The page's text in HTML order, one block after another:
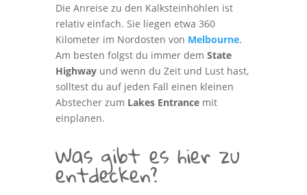
Die Anreise zu den Kalksteinhöhlen ist
relativ einfach. Sie liegen etwa 360
Kilometer im Nordosten von Melbourne.
Am besten folgst du immer dem State
Highwayund wenn du Zeit und Lust hast,
solltest du auf jeden Fall einen kleinen
Abstecher zum Lakes Entrancemit
einplanen.
Was gibt es hier zu
entdecken?